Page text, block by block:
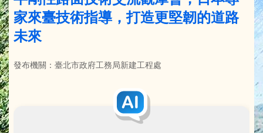
家來臺技術指導，打造更堅韌的道路
未來
發布機關：臺北市政府工務局新建工程處